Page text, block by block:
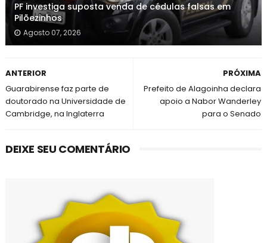
PF investiga suposta venda de cédulas falsas em
Pilõezinhos
Agosto 07, 2026
PRÓXIMA
Prefeito de Alagoinha declara
apoio a Nabor Wanderley
para o Senado
ANTERIOR
Guarabirense faz parte de
doutorado na Universidade de
Cambridge, na Inglaterra
DEIXE SEU COMENTÁRIO